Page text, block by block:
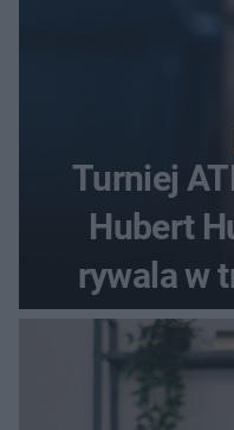
Turniej
Hubert
rywala w